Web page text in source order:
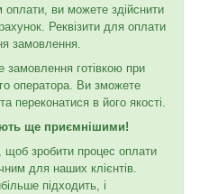
оплати, ви можете здійснити
Реквізити для оплати
замовлення.
замовлення готівкою при
оператора. Ви зможете
переконатися в його якості.
ще приємнішими!
зробити процес оплати
для наших клієнтів.
підходить, і